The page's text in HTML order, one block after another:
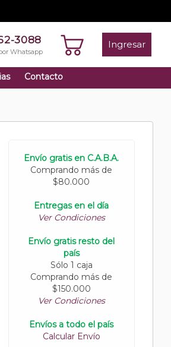
3088
Whatsapp
Ingresar
Contacto
Envío gratis en C.A.B.A.
Comprando más de
$80.000
Entregas en el día
Ver Condiciones
Envío gratis resto del
país
Sólo 1 caja
Comprando más de
$150.000
Ver Condiciones
Envíos a todo el país
Calcular Envío